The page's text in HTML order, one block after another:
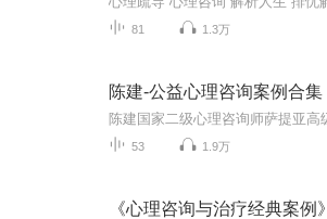
81 1.3万
陈建-公益心理咨询案例合集
53 1.9万
《心理咨询与治疗经典案例》